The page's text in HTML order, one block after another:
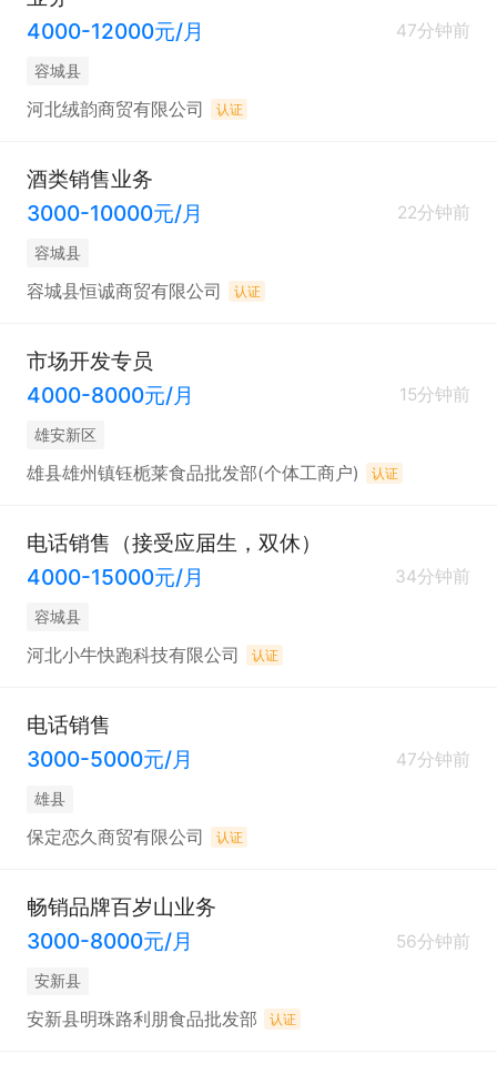
4000-12000元/月
47分钟前
容城县
河北绒韵商贸有限公司 认证
酒类销售业务
3000-10000元/月
22分钟前
容城县
容城县恒诚商贸有限公司 认证
市场开发专员
4000-8000元/月
15分钟前
雄安新区
雄县雄州镇钰栀莱食品批发部(个体工商户) 认证
电话销售（接受应届生，双休）
4000-15000元/月
34分钟前
容城县
河北小牛快跑科技有限公司 认证
电话销售
3000-5000元/月
47分钟前
雄县
保定恋久商贸有限公司 认证
畅销品牌百岁山业务
3000-8000元/月
56分钟前
安新县
安新县明珠路利朋食品批发部 认证